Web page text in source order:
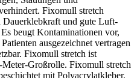
Fixomull stretch
Dauerklebkraft und gute Luft-
beugt Kontaminationen vor,
ausgezeichnet vertragen
Fixomull stretch ist
Großrolle. Fixomull stretch
mit Polyacrylatkleber.